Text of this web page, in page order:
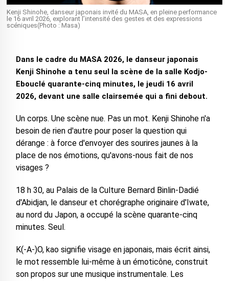
Kenji Shinohe, danseur japonais invité du MASA, en pleine performance
le 16 avril 2026, explorant l’intensité des gestes et des expressions
scéniques(Photo : Masa)
Dans le cadre du MASA 2026, le danseur japonais
Kenji Shinohe a tenu seul la scène de la salle Kodjo-
Ebouclé quarante-cinq minutes, le jeudi 16 avril
2026, devant une salle clairsemée qui a fini debout.
Un corps. Une scène nue. Pas un mot. Kenji Shinohe n'a
besoin de rien d'autre pour poser la question qui
dérange : à force d'envoyer des sourires jaunes à la
place de nos émotions, qu'avons-nous fait de nos
visages ?
18 h 30, au Palais de la Culture Bernard Binlin-Dadié
d'Abidjan, le danseur et chorégraphe originaire d'Iwate,
au nord du Japon, a occupé la scène quarante-cinq
minutes. Seul.
K(-A-)O, kao signifie visage en japonais, mais écrit ainsi,
le mot ressemble lui-même à un émoticône, construit
son propos sur une musique instrumentale. Les